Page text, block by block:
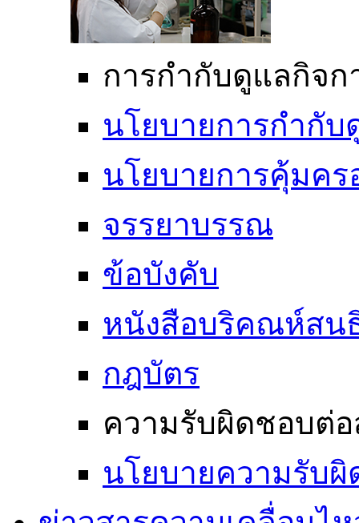
การกำกับดูแลกิจก
นโยบายการกำกั
นโยบายการคุ้มค
จรรยาบรรณ
ข้อบังคับ
หนังสือบริคณห์สน
กฎบัตร
ความรับผิดชอบต่
นโยบายความรับ